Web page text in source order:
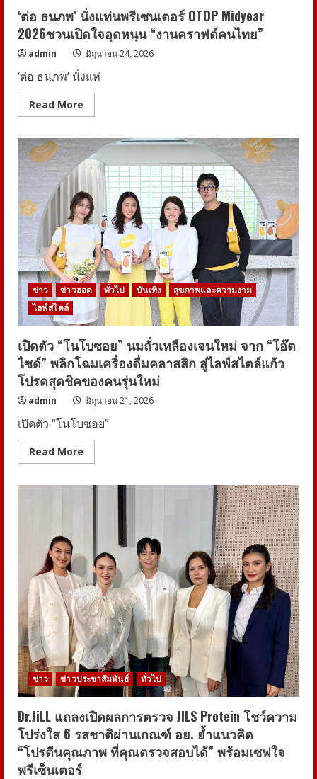
‘ต่อ ธนภพ’ นั่งแท่นพรีเซนเตอร์ OTOP Midyear
2026ชวนเปิดใจอุดหนุน “งานคราฟต์คนไทย”
admin มิถุนายน 24, 2026
‘ต่อ ธนภพ’ นั่งแท่
Read More
more
ธนภพ’
นั่ง
แท่
นพ
เซนเตอร์
OTOP
Midyear
2026ชวน
เปิด
ใจ
อุดหนุน
“งา
นคร
าฟต์
คน
ไทย”
ข่าว ข่าวฮอต ทั่วไป บันเทิง
สุขภาพและความงาม
ไลฟ์สไตล์
เปิดตัว “โนโบซอย” นมถั่วเหลืองเจนใหม่ จาก “โอ๊ต
ไซด์” พลิกโฉมเครื่องดื่มคลาสสิก สู่ไลฟ์สไตล์แก้ว
โปรดสุดชิคของคนรุ่นใหม่
admin มิถุนายน 21, 2026
เปิดตัว “โนโบซอย”
Read More
more
เหลือง
เจน
ใหม่
จาก
“โอ๊ต
ไซด์”
พลิก
โฉม
เครื่อง
ดื่ม
คลาส
สิก
สู่
ไลฟ์
สไตล์
แก้ว
โปรด
สุด
ชิค
ของ
คน
รุ่น
ข่าว ข่าวประชาสัมพันธ์ ทั่วไป
Dr.JiLL แถลงเปิดผลการตรวจ JILS Protein โชว์ความ
โปร่งใส 6 รสชาติผ่านเกณฑ์ อย. ย้ำแนวคิด
“โปรตีนคุณภาพ ที่คุณตรวจสอบได้” พร้อมเซฟใจ
พรีเซ็นเตอร์